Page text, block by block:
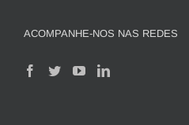
ACOMPANHE-NOS NAS REDES